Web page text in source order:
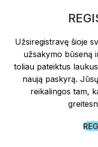
Užsiregistravę šioje
užsakymo būseną
toliau pateiktus
naują paskyrą.
reikalingos tam,